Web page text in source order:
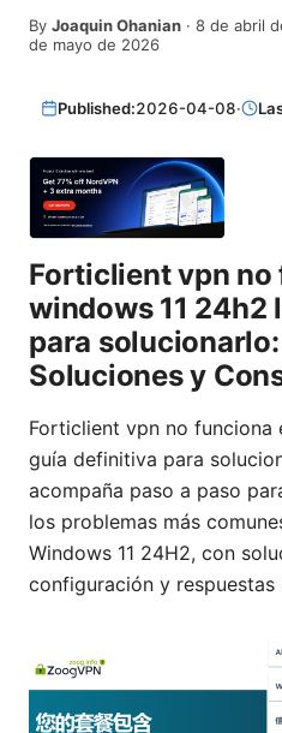
By Joaquin Ohanian · 8 de abril
de mayo de 2026
Published:2026-04-08·
Forticlient vpn no
windows 11 24h2
para
Soluciones y
Forticlient vpn no funciona
guía definitiva para
acompaña paso a paso
los problemas más
Windows 11 24H2, con
configuración y